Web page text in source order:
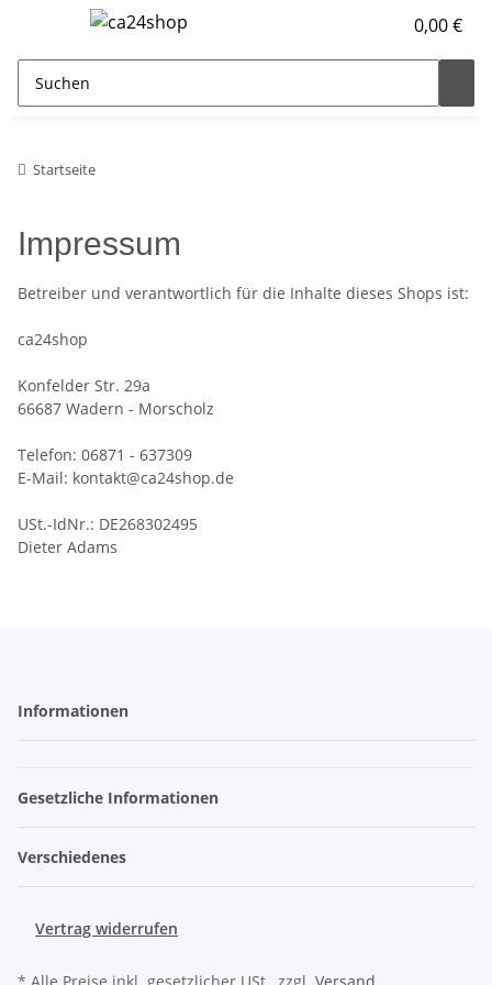
0,00 €
Startseite
Impressum
Betreiber und verantwortlich für die Inhalte dieses Shops ist:
ca24shop
Konfelder Str. 29a
66687 Wadern - Morscholz
Telefon: 06871 - 637309
E-Mail: kontakt@ca24shop.de
USt.-IdNr.: DE268302495
Dieter Adams
Informationen
Gesetzliche Informationen
Verschiedenes
Vertrag widerrufen